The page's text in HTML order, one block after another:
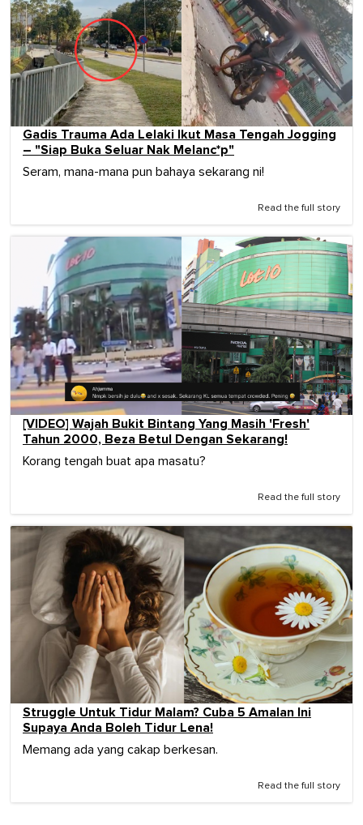
Gadis Trauma Ada Lelaki Ikut Masa Tengah Jogging
– "Siap Buka Seluar Nak Melanc*p"
Seram, mana-mana pun bahaya sekarang ni!
Read the full story
[VIDEO] Wajah Bukit Bintang Yang Masih 'Fresh'
Tahun 2000, Beza Betul Dengan Sekarang!
Korang tengah buat apa masatu?
Read the full story
Struggle Untuk Tidur Malam? Cuba 5 Amalan Ini
Supaya Anda Boleh Tidur Lena!
Memang ada yang cakap berkesan.
Read the full story